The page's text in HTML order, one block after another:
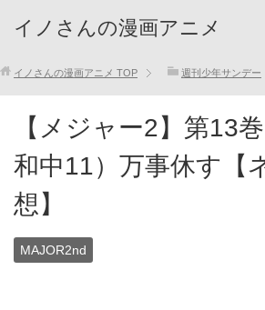
イノさんの漫画アニメ
イノさんの漫画アニメ TOP 週刊少年サンデー
【メジャー2】第13
和中11）万事休す【
想】
MAJOR2nd